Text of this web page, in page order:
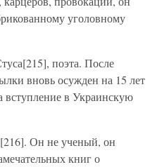
уголовному
поэта. После
вновь осужден на 15 лет
вступление в Украинскую
Он не ученый, он
книг о